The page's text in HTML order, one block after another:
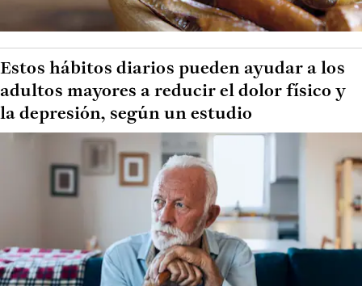
Estos hábitos diarios pueden ayudar a los
adultos mayores a reducir el dolor físico y
la depresión, según un estudio